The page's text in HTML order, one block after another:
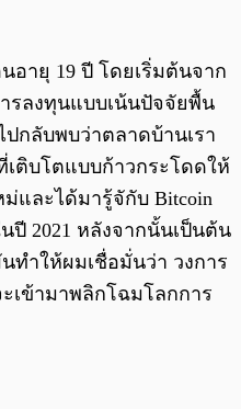
อายุ 19 ปี โดยเริ่มต้นจาก
รลงทุนแบบเน้นปัจจัยพื้น
กลับพบว่าตลาดบ้านเรา
ติบโตแบบก้าวกระโดดให้
และได้มารู้จักับ Bitcoin
ปี 2021 หลังจากนั้นเป็นต้น
ทำให้ผมเชื่อมั่นว่า วงการ
เข้ามาพลิกโฉมโลกการ